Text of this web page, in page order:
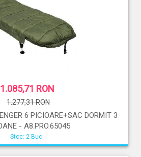
1.085,71 RON
1.277,31 RON
6 PICIOARE+SAC DORMIT 3
- A8.PRO.65045
Stoc: 2 Buc.